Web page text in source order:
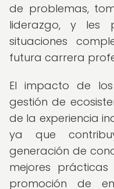
de problemas,
liderazgo, y les
situaciones
futura carrera
El impacto de
gestión de
de la experiencia
ya que
generación de
mejores
promoción de